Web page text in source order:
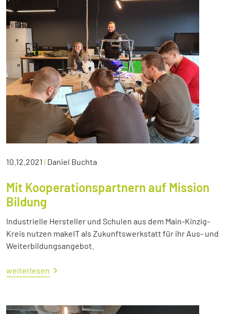
10.12.2021 | Daniel Buchta
Mit Kooperationspartnern auf Mission
Bildung
Industrielle Hersteller und Schulen aus dem Main-Kinzig-
Kreis nutzen makeIT als Zukunftswerkstatt für ihr Aus- und
Weiterbildungsangebot.
weiterlesen